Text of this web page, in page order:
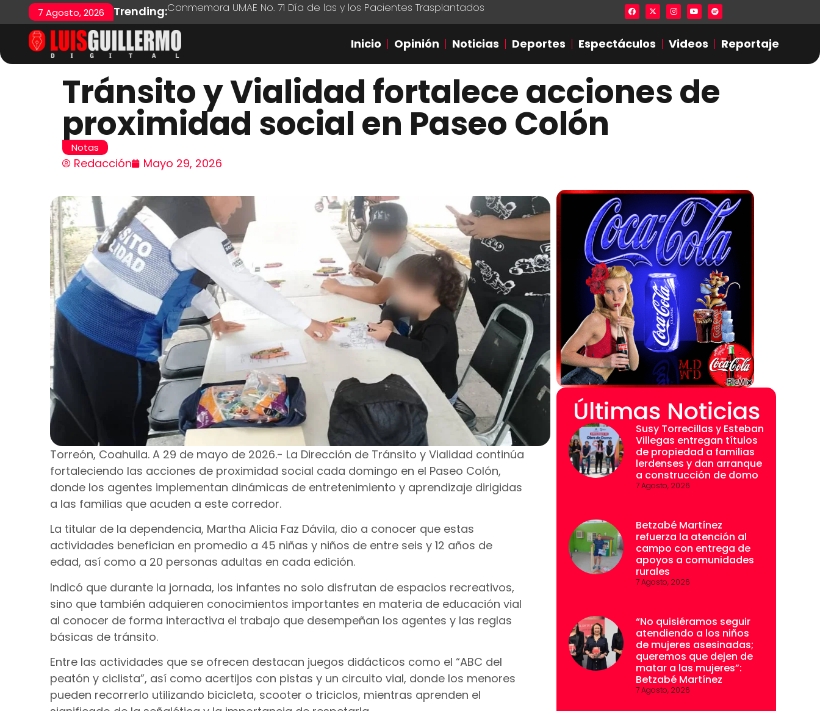
7 Agosto, 2026 Trending:Conmemora UMAE No. 71 Día de las y los Pacientes Trasplantados Lista en excel expone presuntas
Inicio Opinión Noticias Deportes Espectáculos Videos Reportaje
Tránsito y Vialidad fortalece acciones de
proximidad social en Paseo Colón
Notas
Redacción Mayo 29, 2026
Torreón, Coahuila. A 29 de mayo de 2026.- La Dirección de Tránsito y Vialidad continúa
fortaleciendo las acciones de proximidad social cada domingo en el Paseo Colón,
donde los agentes implementan dinámicas de entretenimiento y aprendizaje dirigidas
a las familias que acuden a este corredor.
La titular de la dependencia, Martha Alicia Faz Dávila, dio a conocer que estas
actividades benefician en promedio a 45 niñas y niños de entre seis y 12 años de
edad, así como a 20 personas adultas en cada edición.
Indicó que durante la jornada, los infantes no solo disfrutan de espacios recreativos,
sino que también adquieren conocimientos importantes en materia de educación vial
al conocer de forma interactiva el trabajo que desempeñan los agentes y las reglas
básicas de tránsito.
Entre las actividades que se ofrecen destacan juegos didácticos como el “ABC del
peatón y ciclista”, así como acertijos con pistas y un circuito vial, donde los menores
pueden recorrerlo utilizando bicicleta, scooter o triciclos, mientras aprenden el
Últimas Noticias
Susy Torrecillas y Esteban
Villegas entregan títulos
de propiedad a familias
lerdenses y dan arranque
a construcción de domo
7 Agosto, 2026
Betzabé Martínez
refuerza la atención al
campo con entrega de
apoyos a comunidades
rurales
7 Agosto, 2026
“No quisiéramos seguir
atendiendo a los niños
de mujeres asesinadas;
queremos que dejen de
matar a las mujeres”:
Betzabé Martínez
7 Agosto, 2026